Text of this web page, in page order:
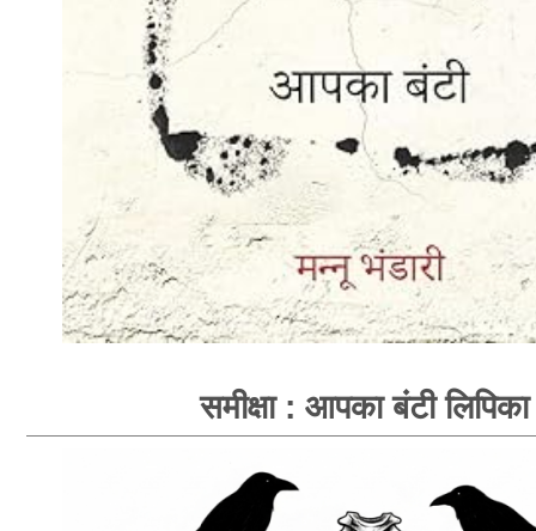
समीक्षा : आपका बंटी लिपिका